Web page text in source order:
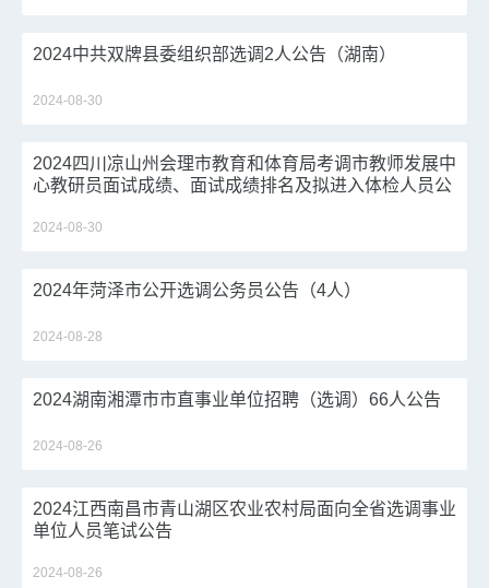
2024中共双牌县委组织部选调2人公告（湖南）
2024-08-30
2024四川凉山州会理市教育和体育局考调市教师发展中
心教研员面试成绩、面试成绩排名及拟进入体检人员公
2024-08-30
2024年菏泽市公开选调公务员公告（4人）
2024-08-28
2024湖南湘潭市市直事业单位招聘（选调）66人公告
2024-08-26
2024江西南昌市青山湖区农业农村局面向全省选调事业
单位人员笔试公告
2024-08-26